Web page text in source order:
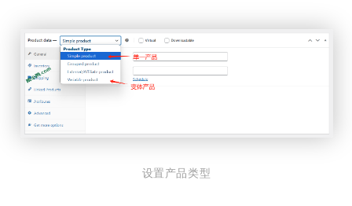
设置产品类型